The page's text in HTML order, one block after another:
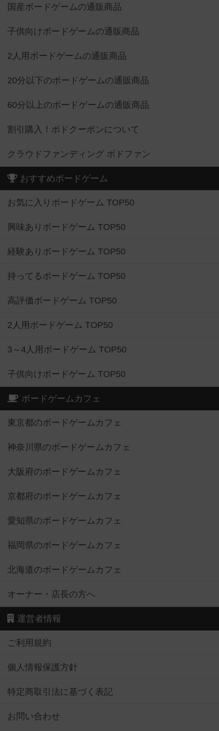
国産ボードゲームの通販商品
子供向けボードゲームの通販商品
2人用ボードゲームの通販商品
20分以下のボードゲームの通販商品
60分以上のボードゲームの通販商品
割引購入！ボドクーポンについて
クラウドファンディング ボドファン
おすすめボードゲーム
お気に入りボードゲーム TOP50
興味ありボードゲーム TOP50
経験ありボードゲーム TOP50
持ってるボードゲーム TOP50
高評価ボードゲーム TOP50
2人用ボードゲーム TOP50
3～4人用ボードゲーム TOP50
子供向けボードゲーム TOP50
ボードゲームカフェ
東京都のボードゲームカフェ
神奈川県のボードゲームカフェ
大阪府のボードゲームカフェ
京都府のボードゲームカフェ
愛知県のボードゲームカフェ
福岡県のボードゲームカフェ
北海道のボードゲームカフェ
オーナー・店長の方へ
運営者情報
ご利用規約
個人情報保護方針
特定商取引法に基づく表記
お問い合わせ